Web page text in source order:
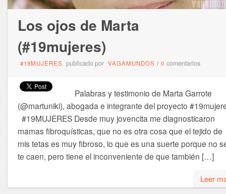
Los ojos de Marta
(#19mujeres)
#19MUJERES publicado por VAGAMUNDOS / 0 comentarios
Palabras y testimonio de Marta Garrote
(@martuniki), abogada e integrante del proyecto
#19MUJERES Desde muy jovencita me diagnosticaron
mamas fibroquísticas, que no es otra cosa que el tejido de
mis tetas es muy fibroso, lo que es una suerte porque no
te caen, pero tiene el inconveniente de que también […]
Leer